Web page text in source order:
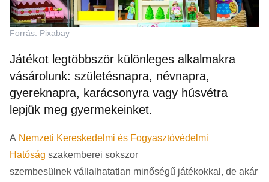
Forrás: Pixabay
Játékot legtöbbször különleges alkalmakra
vásárolunk: születésnapra, névnapra,
gyereknapra, karácsonyra vagy húsvétra
lepjük meg gyermekeinket.
A Nemzeti Kereskedelmi és Fogyasztóvédelmi
Hatóság szakemberei sokszor
szembesülnek vállalhatatlan minőségű játékokkal, de akár